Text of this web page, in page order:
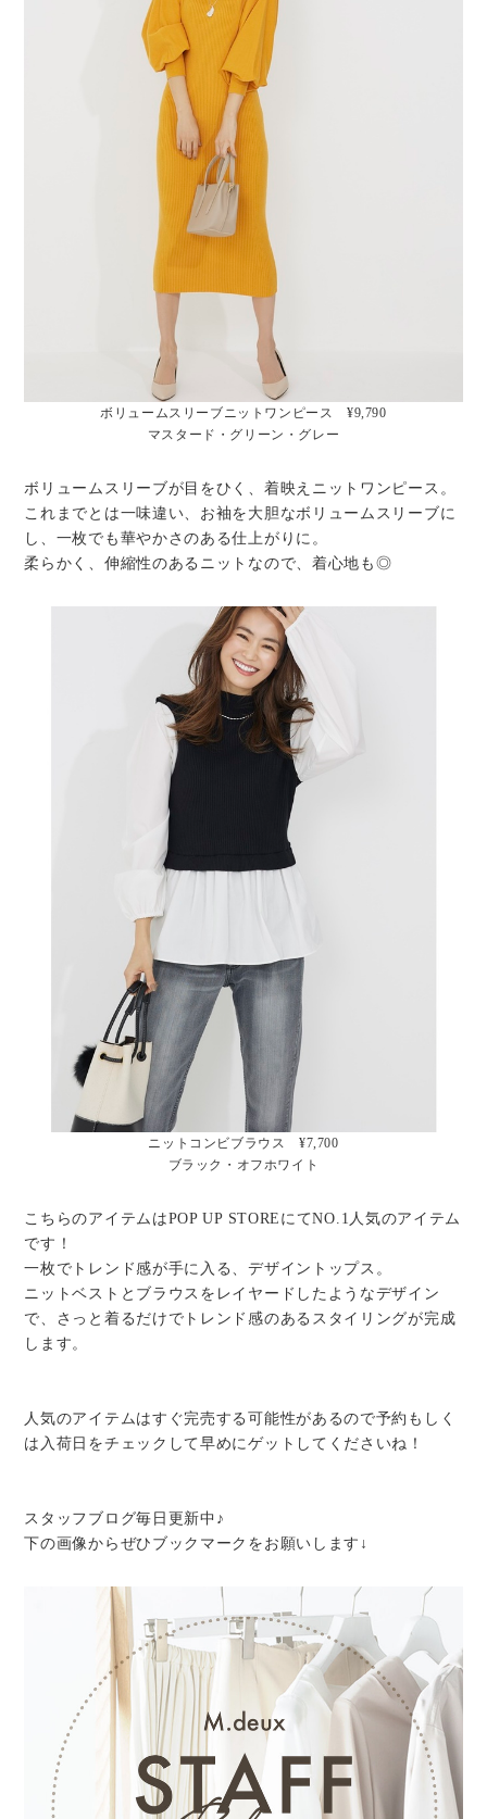
ボリュームスリーブニットワンピース ¥9,790
マスタード・グリーン・グレー
ボリュームスリーブが目をひく、着映えニットワンピース。
これまでとは一味違い、お袖を大胆なボリュームスリーブに
し、一枚でも華やかさのある仕上がりに。
柔らかく、伸縮性のあるニットなので、着心地も◎
ニットコンビブラウス ¥7,700
ブラック・オフホワイト
こちらのアイテムはPOP UP STOREにてNO.1人気のアイテム
です！
一枚でトレンド感が手に入る、デザイントップス。
ニットベストとブラウスをレイヤードしたようなデザイン
で、さっと着るだけでトレンド感のあるスタイリングが完成
します。
人気のアイテムはすぐ完売する可能性があるので予約もしく
は入荷日をチェックして早めにゲットしてくださいね！
スタッフブログ毎日更新中♪
下の画像からぜひブックマークをお願いします↓